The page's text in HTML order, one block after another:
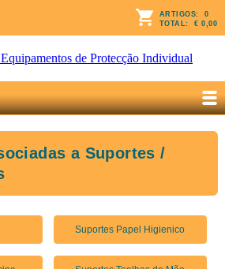
ARTIGOS: 0
TOTAL: € 0,00
a Suportes /
Suportes Papel Higienico